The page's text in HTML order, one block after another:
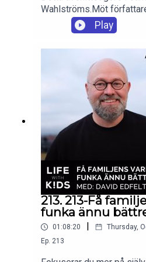
Wahlströms.Möt
aktuell med sin bok
klösa. Ett samtal om
representation och
en bok blir till och hur
läsning hemma med sina
Play
213. 213-Få
funka ännu
01:08:20 Thursday,
Ep. 213